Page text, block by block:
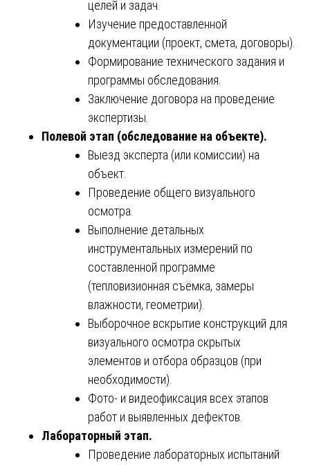
целей и задач.
Изучение предоставленной
документации (проект, смета, договоры).
Формирование технического задания и
программы обследования.
Заключение договора на проведение
экспертизы.
Полевой этап (обследование на объекте).
Выезд эксперта (или комиссии) на
объект.
Проведение общего визуального
осмотра.
Выполнение детальных
инструментальных измерений по
составленной программе
(тепловизионная съёмка, замеры
влажности, геометрии).
Выборочное вскрытие конструкций для
визуального осмотра скрытых
элементов и отбора образцов (при
необходимости).
Фото- и видеофиксация всех этапов
работ и выявленных дефектов.
Лабораторный этап.
Проведение лабораторных испытаний